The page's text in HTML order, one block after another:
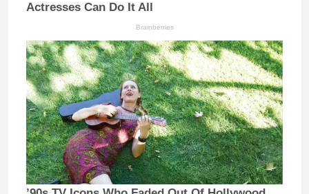
Actresses Can Do It All
Brainberries